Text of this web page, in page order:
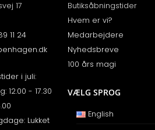
17
11 24
i juli:
12.00 - 17.30
Lukket
Butiksåbningstider
Hvem er vi?
Medarbejdere
Nyhedsbreve
100 års magi
VÆLG SPROG
English